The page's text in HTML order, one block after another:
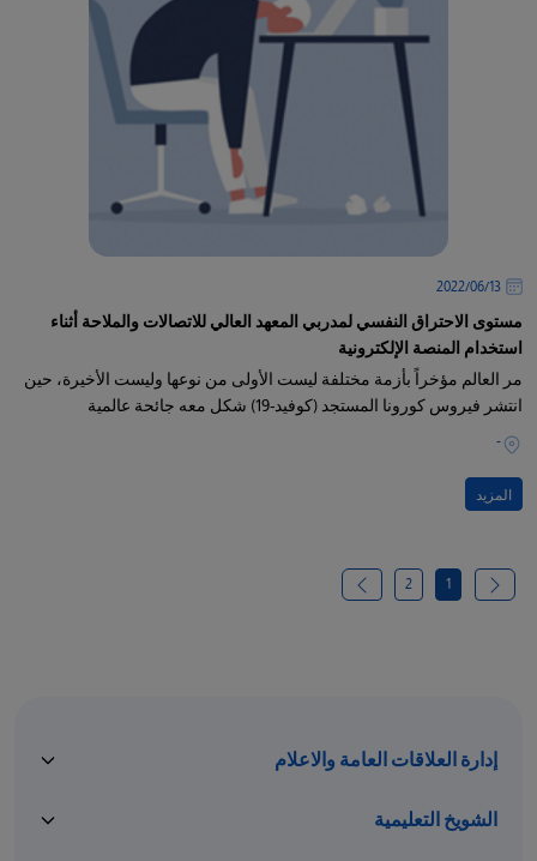
13‏/06‏/2022
مستوى الاحتراق النفسي لمدربي المعهد العالي للاتصالات والملاحة أثناء
استخدام المنصة الإلكترونية
مر العالم مؤخراً بأزمة مختلفة ليست الأولى من نوعها وليست الأخيرة، حين
انتشر فيروس كورونا المستجد (كوفيد-19) شكل معه جائحة عالمية
-
المزيد
1
2
إدارة العلاقات العامة والاعلام
الشويخ التعليمية